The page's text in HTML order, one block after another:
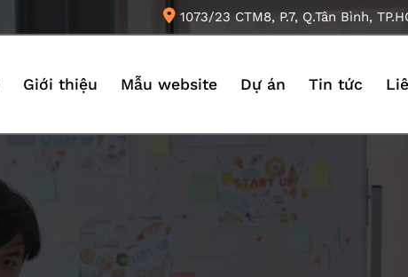
1073/23 CTM8, P.7, Q.Tân Bình,
Giới thiệu Mẫu website Dự án Tin tức